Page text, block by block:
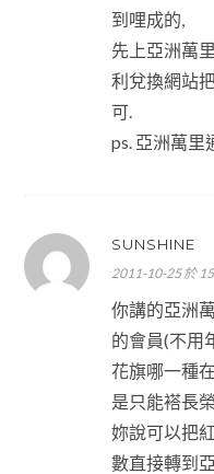
到哩成的,
先上亞洲萬
利兌換網站
可.
ps. 亞洲萬里
SUNSHINE
2011-10-25 於
你講的亞洲
的會員(不用
花旗哪一種
是只能褡長
妳說可以把
數直接轉到